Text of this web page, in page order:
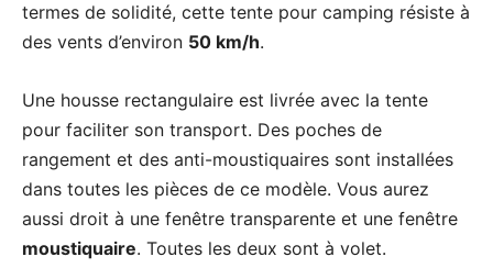
termes de solidité, cette tente pour camping résiste à
des vents d’environ 50 km/h.
Une housse rectangulaire est livrée avec la tente
pour faciliter son transport. Des poches de
rangement et des anti-moustiquaires sont installées
dans toutes les pièces de ce modèle. Vous aurez
aussi droit à une fenêtre transparente et une fenêtre
moustiquaire. Toutes les deux sont à volet.